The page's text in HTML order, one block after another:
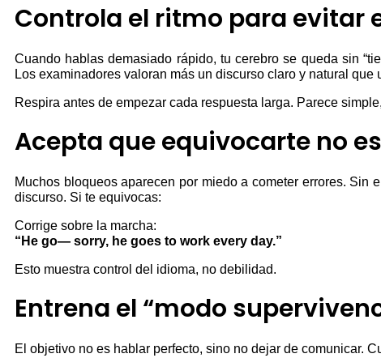
Controla el ritmo para evitar
Cuando hablas demasiado rápido, tu cerebro se queda sin
Los examinadores valoran más un discurso claro y natural que
Respira antes de empezar cada respuesta larga. Parece
Acepta que equivocarte no
Muchos bloqueos aparecen por miedo a cometer errores. Sin
discurso. Si te equivocas:
Corrige sobre la marcha:
“He go— sorry, he goes to work every day.”
Esto muestra control del idioma, no debilidad.
Entrena el “modo
El objetivo no es hablar perfecto, sino no dejar de comunicar.